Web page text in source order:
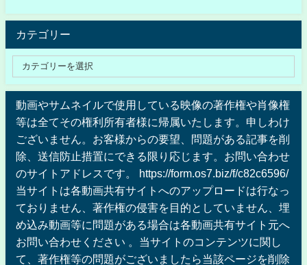
カテゴリー
動画やサムネイルで使用している映像の著作権や肖像権
等は全てその権利所有者様に帰属いたします。申しわけ
ございません。お客様からの要望、問題がある記事を削
除、送信防止措置にできる限り応じます。お問い合わせ
のサイトアドレスです。 https://form.os7.biz/f/c82c6596/
当サイトは各動画共有サイトへのアップロードは行なっ
ておりません、著作権の侵害を目的としていません、埋
め込み動画等に問題がある場合は各動画共有サイト元へ
お問い合わせください 。当サイトのコンテンツに関し
て、著作権等の問題がございましたら当該ページを削除